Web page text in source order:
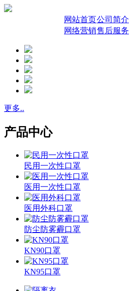
网站首页公司简介
网络营销售后服务
更多..
产品中心
民用一次性口罩
医用一次性口罩
医用外科口罩
防尘防雾霾口罩
KN90口罩
KN95口罩